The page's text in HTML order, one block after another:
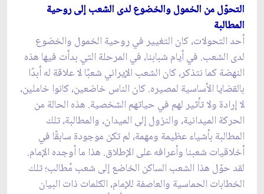
التحوّل من الخمول والخضوع لدى الشعب إلى روحية
المطالبة
أحد التحولات، كان التغيير في روحية الخمول والخضوع
لدى الشعب. في أيام شبابنا، في المرحلة التي بدأت فيها هذه
النهضة كما نتذكر، كان الشعب الإيراني شعبًا لا علاقة له أبدًا
بالقضايا الأساسية لمصيره. كان الناس خاضعين، كانوا خاملين،
لا إرادة ولا تأثير لهم في حياتهم الشخصية. هذه الحالة من
الحركة الميدانية، والنزول إلى الميدان، والمطالبة، تلك
المطالبة بأشياء عظيمة ومهمة، لم تكن موجودة سابقًا في
أخلاقيات شعبنا وأعرافه على الإطلاق. هذا ما أوجده الإمام.
لقد حوّل هذا الشعب الساكن الخاضع إلى شعب مُطالب؛ تلك
الخطابات الحماسية والعاصفة للإمام، الكلمات ذات البيان